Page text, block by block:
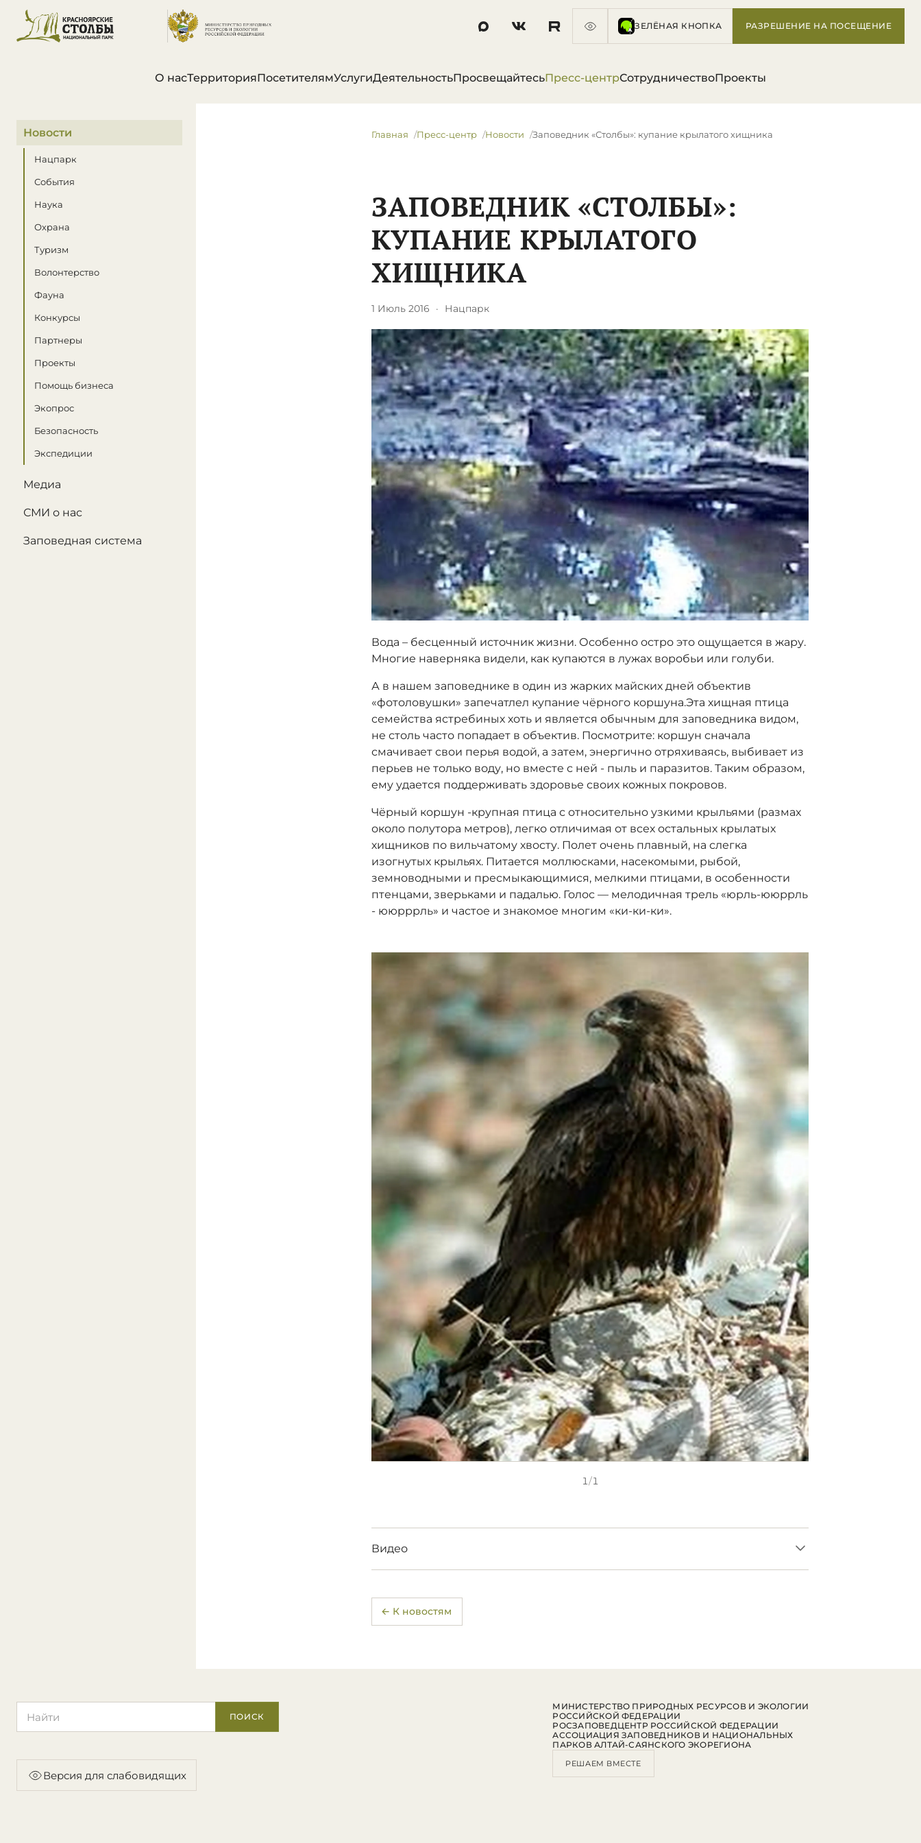
ЗЕЛЁНАЯ КНОПКА РАЗРЕШЕНИЕ НА ПОСЕЩЕНИЕ
О насТерриторияПосетителямУслугиДеятельностьПросвещайтесьПресс-центрСотрудничествоПроекты
В этом разделе
Новости
Нацпарк
События
Наука
Охрана
Туризм
Волонтерство
Фауна
Конкурсы
Партнеры
Проекты
Помощь бизнеса
Экопрос
Безопасность
Экспедиции
Медиа
СМИ о нас
Заповедная система
Главная Пресс-центр Новости Заповедник «Столбы»: купание крылатого хищника
ЗАПОВЕДНИК «СТОЛБЫ»:
КУПАНИЕ КРЫЛАТОГО
ХИЩНИКА
1 Июль 2016 · Нацпарк
Вода – бесценный источник жизни. Особенно остро это ощущается в жару.
Многие наверняка видели, как купаются в лужах воробьи или голуби.
А в нашем заповеднике в один из жарких майских дней объектив
«фотоловушки» запечатлел купание чёрного коршуна.Эта хищная птица
семейства ястребиных хоть и является обычным для заповедника видом,
не столь часто попадает в объектив. Посмотрите: коршун сначала
смачивает свои перья водой, а затем, энергично отряхиваясь, выбивает из
перьев не только воду, но вместе с ней - пыль и паразитов. Таким образом,
ему удается поддерживать здоровье своих кожных покровов.
Чёрный коршун -крупная птица с относительно узкими крыльями (размах
около полутора метров), легко отличимая от всех остальных крылатых
хищников по вильчатому хвосту. Полет очень плавный, на слегка
изогнутых крыльях. Питается моллюсками, насекомыми, рыбой,
земноводными и пресмыкающимися, мелкими птицами, в особенности
птенцами, зверьками и падалью. Голос — мелодичная трель «юрль-ююррль
- ююрррль» и частое и знакомое многим «ки-ки-ки».
1/1
Видео
← К новостям
ПОИСК
Версия для слабовидящих
МИНИСТЕРСТВО ПРИРОДНЫХ РЕСУРСОВ И ЭКОЛОГИИ
РОССИЙСКОЙ ФЕДЕРАЦИИ
РОСЗАПОВЕДЦЕНТР РОССИЙСКОЙ ФЕДЕРАЦИИ
АССОЦИАЦИЯ ЗАПОВЕДНИКОВ И НАЦИОНАЛЬНЫХ
ПАРКОВ АЛТАЙ-САЯНСКОГО ЭКОРЕГИОНА
РЕШАЕМ ВМЕСТЕ